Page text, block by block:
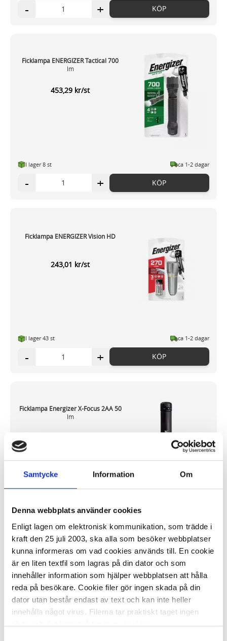
Samtycke Information Om
Denna webbplats använder cookies
Enligt lagen om elektronisk kommunikation, som trädde i
kraft den 25 juli 2003, ska alla som besöker webbplatser
kunna informeras om vad cookies används till. En cookie
är en liten textfil som lagras på din dator och som
innehåller information som hjälper webbplatsen att hålla
reda på besökare. Cookie filer gör ingen skada på din
dator utan består endast av text och kan inte heller
innehålla något virus. Filerna tar praktiskt taget ingen
plats och det finns två typer av cookies.
- + KÖP
Ficklampa ENERGIZER Tactical 700
lm
453,29 kr/st
I lager 8 st ca 1-2 dagar
- + KÖP
Ficklampa ENERGIZER Vision HD
243,01 kr/st
I lager 43 st ca 1-2 dagar
- + KÖP
Ficklampa Energizer X-Focus 2AA 50
lm
I lager 47 st
- + KÖP
Ficklampa GP Discovery Alces 33
152,03 kr/st